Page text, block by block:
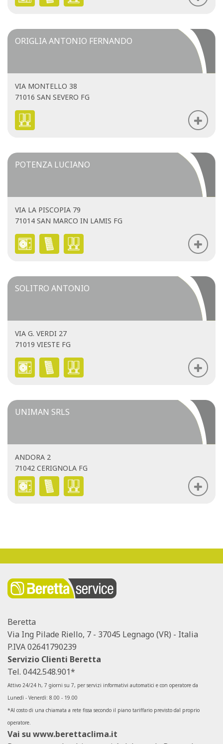
ORIGLIA ANTONIO FERNANDO
VIA MONTELLO 38
71016 SAN SEVERO FG
POTENZA LUCIANO
VIA LA PISCOPIA 79
71014 SAN MARCO IN LAMIS FG
SOLITRO ANTONIO
VIA G. VERDI 27
71019 VIESTE FG
UNIMAN SRLS
ANDORA 2
71042 CERIGNOLA FG
Beretta
Via Ing Pilade Riello, 7 - 37045 Legnago (VR) - Italia
P.IVA 02641790239
Servizio Clienti Beretta
Tel. 0442.548.901*
Attivo 24/24 h, 7 giorni su 7, per servizi informativi automatici e con operatore da
Lunedì - Venerdì: 8.00 - 19.00
*Al costo di una chiamata a rete fissa secondo il piano tariffario previsto dal proprio
operatore.
Vai su www.berettaclima.it